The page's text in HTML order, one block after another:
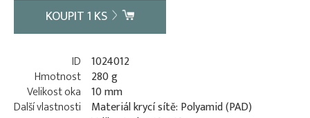
KOUPIT1 KS
ID 1024012
Hmotnost 280 g
Velikost oka 10 mm
Další vlastnosti
Materiál krycí sítě: Polyamid (PAD)